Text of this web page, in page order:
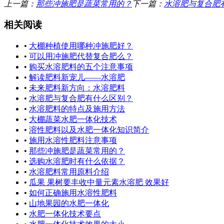
上一篇： 那些冲施肥是蔬菜常用的？ 下一篇： 水溶肥与复合肥
相关阅读
• 大棚种植使用哪种冲施肥好？
• 可以用冲施肥代替复合肥么？
• 购买水溶肥料的五个注意事项
• 解读肥料新宠儿——水溶肥
• 未来肥料新方向：水溶肥料
• 水溶肥与复合肥有什么区别？
• 水溶肥料的特点及施用方法
• 大棚蔬菜水肥一体化技术
• 溶性肥料以及水肥一体化知识简介
• 施用水溶性肥料注意事项
• 那些冲施肥是蔬菜常用的？
• 选购水溶肥时有什么依据？
• 水溶肥料常用原料介绍
• 瓜果 果树要丰收中量元素水溶肥 效果好
• 如何正确施用水溶性肥料
• 山地果园的水肥一体化
• 水肥一体化技术要点